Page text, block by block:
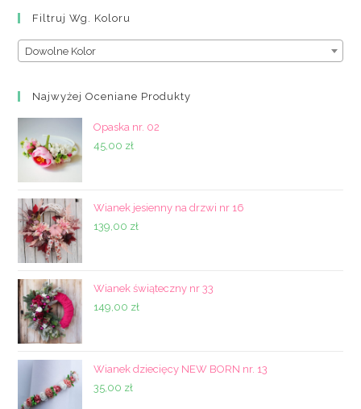
Filtruj Wg. Koloru
Dowolne Kolor
Najwyżej Oceniane Produkty
Opaska nr. 02
45,00 zł
Wianek jesienny na drzwi nr 16
139,00 zł
Wianek świąteczny nr 33
149,00 zł
Wianek dziecięcy NEW BORN nr. 13
35,00 zł